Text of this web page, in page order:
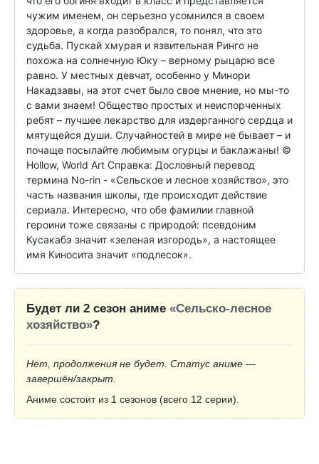
чужим именем, он серьезно усомнился в своем
здоровье, а когда разобрался, то понял, что это
судьба. Пускай хмурая и язвительная Ринго не
похожа на солнечную Юку – верному рыцарю все
равно. У местных девчат, особенно у Минори
Накадзавы, на этот счет было свое мнение, но мы-то
с вами знаем! Общество простых и неиспорченных
ребят – лучшее лекарство для издерганного сердца и
мятущейся души. Случайностей в мире не бывает – и
почаще посылайте любимым огурцы и баклажаны! ©
Hollow, World Art Справка: Дословный перевод
термина No-rin - «Сельское и лесное хозяйство», это
часть названия школы, где происходит действие
сериала. Интересно, что обе фамилии главной
героини тоже связаны с природой: псевдоним
Кусакабэ значит «зеленая изгородь», а настоящее
имя Киносита значит «подлесок».
Будет ли 2 сезон аниме «Сельско-лесное
хозяйство»?
Нет, продолжения не будет. Статус аниме —
завершён/закрыт.
Аниме состоит из 1 сезонов (всего 12 серии).